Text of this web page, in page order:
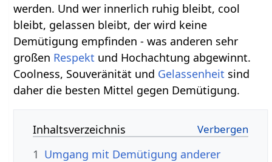
werden. Und wer innerlich ruhig bleibt, cool
bleibt, gelassen bleibt, der wird keine
Demütigung empfinden - was anderen sehr
großen Respekt und Hochachtung abgewinnt.
Coolness, Souveränität und Gelassenheit sind
daher die besten Mittel gegen Demütigung.
Inhaltsverzeichnis
1 Umgang mit Demütigung anderer